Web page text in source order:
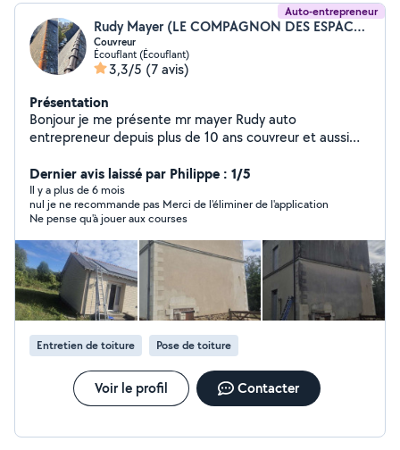
Auto-entrepreneur
Rudy Mayer (LE COMPAGNON DES ESPACES VERTS)
Couvreur
Écouflant (Écouflant)
3,3/5 (7 avis)
Présentation
Bonjour je me présente mr mayer Rudy auto
entrepreneur depuis plus de 10 ans couvreur et aussi
pratique depuis plusieurs années n'hésitez pas à me
contacter pour avoir des renseignements ou un devis.
Merci
Dernier avis laissé par Philippe : 1/5
Il y a plus de 6 mois
nul je ne recommande pas Merci de l'éliminer de l'application
Ne pense qu'à jouer aux courses
Entretien de toiture Pose de toiture
Voir le profil Contacter